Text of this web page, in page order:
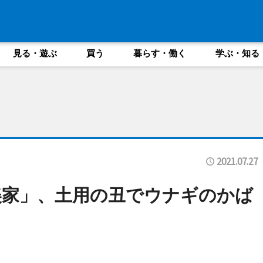
見る・遊ぶ 買う 暮らす・働く 学ぶ・知る
2021.07.27
」、土用の丑でウナギのかば